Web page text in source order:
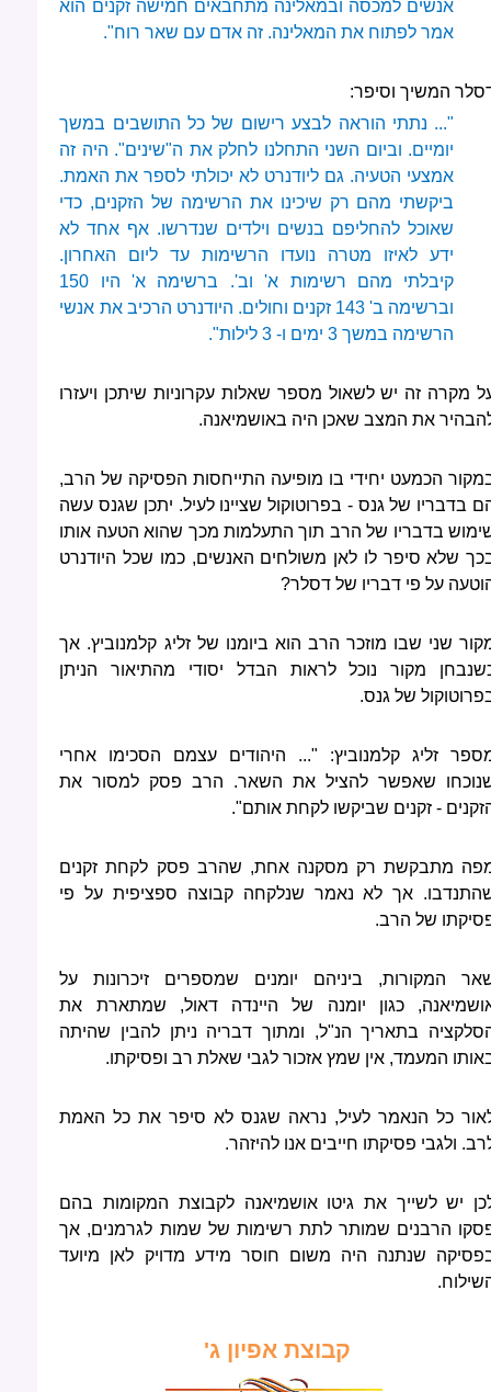
אנשים למכסה ובמאלינה מתחבאים חמישה זקנים הוא
אמר לפתוח את המאלינה. זה אדם עם שאר רוח".
המשיך וסיפר:
"... נתתי הוראה לבצע רישום של כל התושבים במשך
יומיים. וביום השני התחלנו לחלק את ה"שינים". היה זה
אמצעי הטעיה. גם ליודנרט לא יכולתי לספר את האמת.
ביקשתי מהם רק שיכינו את הרשימה של הזקנים, כדי
שאוכל להחליפם בנשים וילדים שנדרשו. אף אחד לא
ידע לאיזו מטרה נועדו הרשימות עד ליום האחרון.
קיבלתי מהם רשימות א' וב'. ברשימה א' היו 150
וברשימה ב' 143 זקנים וחולים. היודנרט הרכיב את אנשי
הרשימה במשך 3 ימים ו- 3 לילות".
מקרה זה יש לשאול מספר שאלות עקרוניות שיתכן ויעזרו
את המצב שאכן היה באושמיאנה.
הכמעט יחידי בו מופיעה התייחסות הפסיקה של הרב,
בדבריו של גנס - בפרוטוקול שציינו לעיל. יתכן שגנס עשה
בדבריו של הרב תוך התעלמות מכך שהוא הטעה אותו
שלא סיפר לו לאן משולחים האנשים, כמו שכל היודנרט
על פי דבריו של דסלר?
שני שבו מוזכר הרב הוא ביומנו של זליג קלמנוביץ. אך
מקור נוכל לראות הבדל יסודי מהתיאור הניתן
של גנס.
זליג קלמנוביץ: "... היהודים עצמם הסכימו אחרי
שאפשר להציל את השאר. הרב פסק למסור את
- זקנים שביקשו לקחת אותם".
מתבקשת רק מסקנה אחת, שהרב פסק לקחת זקנים
אך לא נאמר שנלקחה קבוצה ספציפית על פי
של הרב.
המקורות, ביניהם יומנים שמספרים זיכרונות על
כגון יומנה של היינדה דאול, שמתארת את
בתאריך הנ"ל, ומתוך דבריה ניתן להבין שהיתה
המעמד, אין שמץ אזכור לגבי שאלת רב ופסיקתו.
כל הנאמר לעיל, נראה שגנס לא סיפר את כל האמת
ולגבי פסיקתו חייבים אנו להיזהר.
יש לשייך את גיטו אושמיאנה לקבוצת המקומות בהם
הרבנים שמותר לתת רשימות של שמות לגרמנים, אך
שנתנה היה משום חוסר מידע מדויק לאן מיועד
קבוצת אפיון ג'